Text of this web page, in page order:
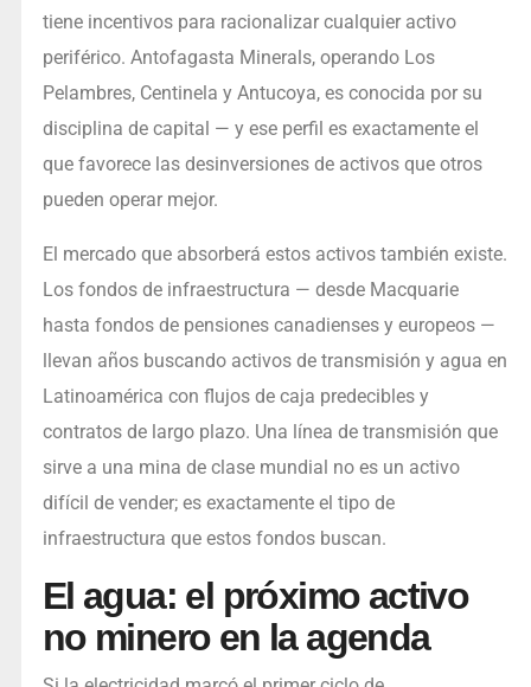
tiene incentivos para racionalizar cualquier activo
periférico. Antofagasta Minerals, operando Los
Pelambres, Centinela y Antucoya, es conocida por su
disciplina de capital — y ese perfil es exactamente el
que favorece las desinversiones de activos que otros
pueden operar mejor.
El mercado que absorberá estos activos también existe.
Los fondos de infraestructura — desde Macquarie
hasta fondos de pensiones canadienses y europeos —
llevan años buscando activos de transmisión y agua en
Latinoamérica con flujos de caja predecibles y
contratos de largo plazo. Una línea de transmisión que
sirve a una mina de clase mundial no es un activo
difícil de vender; es exactamente el tipo de
infraestructura que estos fondos buscan.
El agua: el próximo activo
no minero en la agenda